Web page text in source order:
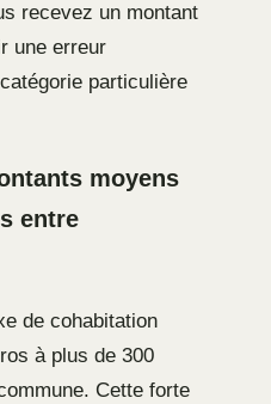
recevez un montant
une erreur
particulière
moyens
entre
de cohabitation
à plus de 300
Cette forte